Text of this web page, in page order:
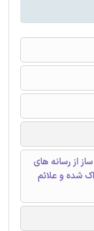
از رسانه های
شده و علائم